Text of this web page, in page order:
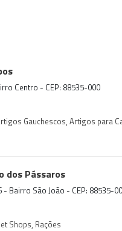
Centro - CEP: 88535-000
Gauchescos, Artigos para
dos Pássaros
- Bairro São João - CEP: 88535-
Shops, Rações